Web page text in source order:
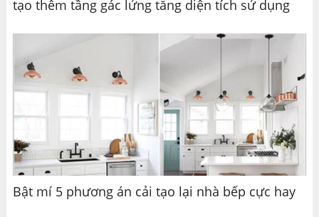
tạo thêm tầng gác lửng tăng diện tích sử dụng
Bật mí 5 phương án cải tạo lại nhà bếp cực hay